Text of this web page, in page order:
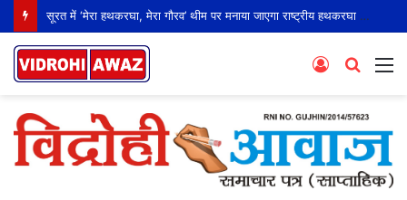
सूरत में ‘मेरा हथकरघा, मेरा गौरव’ थीम पर मनाया जाएगा राष्ट्रीय हथकरघा दिवस
Search
Log